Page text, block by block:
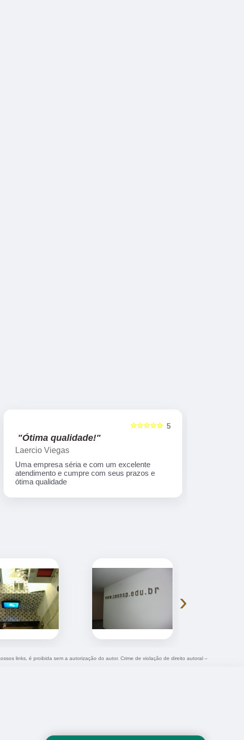
5
☆☆☆☆☆
"Ótima qualidade!"
Laercio Viegas
Uma empresa séria e com um excelente
atendimento e cumpre com seus prazos e
ótima qualidade
›
links, é proibida sem a autorização do autor. Crime de violação de direito autoral –